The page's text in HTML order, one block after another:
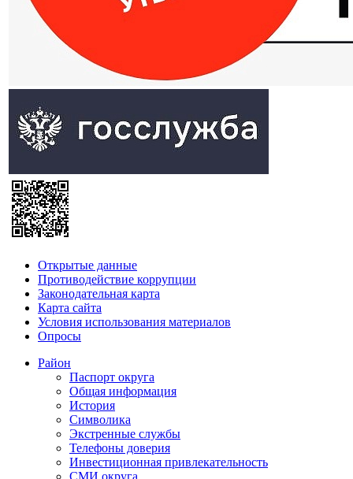
Открытые данные
Противодействие коррупции
Законодательная карта
Карта сайта
Условия использования материалов
Опросы
Район
Паспорт округа
Общая информация
История
Символика
Экстренные службы
Телефоны доверия
Инвестиционная привлекательность
СМИ округа